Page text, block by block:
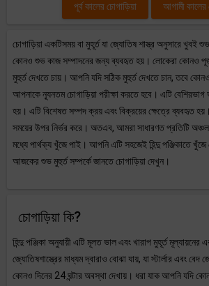
পূর্ব কালের চোগাড়িয়া আগামী কালের
চোগাড়িয়া একটিসময় বা মুহূর্ত যা জ্যোতিষ শাস্ত্র অনুসারে খুবই শুভ
কোনও শুভ কাজ সম্পাদনের জন্য ব্যবহৃত হয়। লোকেরা কোনও
মুহুর্ত দেখতে চায়। আপনি যদি সঠিক মুহুর্ত দেখতে চান, তবে
আপনাকে ন্যূনতম চোগাড়িয়া পরীক্ষা করতে হবে। এটি বেশিরভাগ
হয়। এটি বিশেষত সম্পদ ক্রয় এবং বিক্রয়ের ক্ষেত্রে ব্যবহৃত হয়।
সময়ের উপর নির্ভর করে। অতএব, আমরা সাধারণত প্রতিটি
মধ্যে পার্থক্য খুঁজে পাই। আপনি এটি সহজেই হিন্দু পঞ্জিকাতে
আজকের শুভ মুহুর্ত সম্পর্কে জানতে চোগাড়িয়া দেখুন।
চোগাড়িয়া কি?
হিন্দু পঞ্জিকা অনুযায়ী এটি মূলত ভাল এবং খারাপ মুহূর্ত মূল্যায়নের
জ্যোতিষশাস্ত্রের মাধ্যম দ্বারাও বোঝা যায়, যা স্টার্লার এবং বেদ
কোনও দিনের 24 ঘন্টার অবস্থা দেখায়। ধরা যাক আপনি যদি